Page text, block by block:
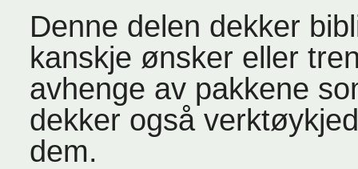
Denne delen dekker
kanskje ønsker eller
avhenge av pakkene
dekker også
dem.